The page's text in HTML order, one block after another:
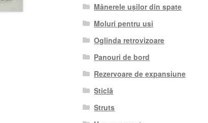
Mânerele ușilor din spate
Moluri pentru usi
Oglinda retrovizoare
Panouri de bord
Rezervoare de expansiune
Sticlă
Struts